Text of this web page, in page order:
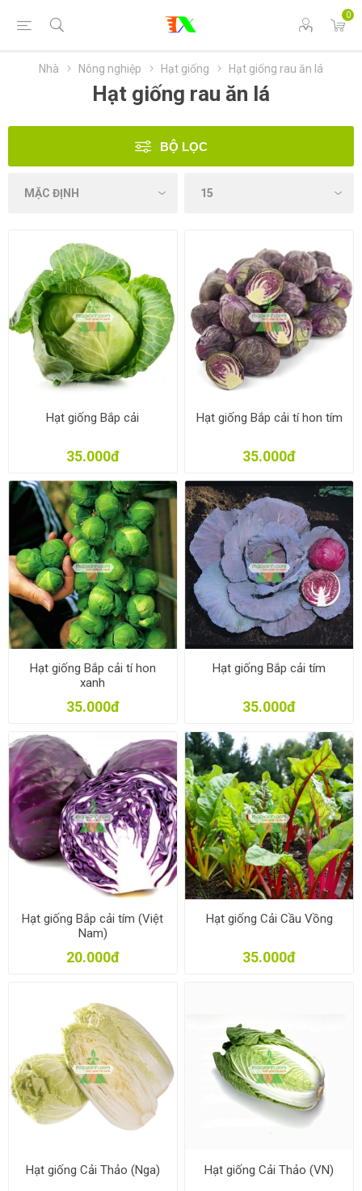
0
Nhà Nông nghiệp Hạt giống Hạt giống rau ăn lá
Hạt giống rau ăn lá
BỘ LỌC
Hạt giống Bắp cải
35.000đ
Hạt giống Bắp cải tí hon tím
35.000đ
Hạt giống Bắp cải tí hon
xanh
35.000đ
Hạt giống Bắp cải tím
35.000đ
Hạt giống Bắp cải tím (Việt
Nam)
20.000đ
Hạt giống Cải Cầu Vồng
35.000đ
Hạt giống Cải Thảo (Nga) Hạt giống Cải Thảo (VN)